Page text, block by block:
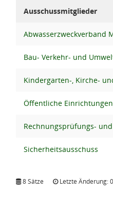
Ausschussmitglieder
Abwasserzweckverband
Bau- Verkehr- und
Kindergarten-, Kirche-
Öffentliche
Rechnungsprüfungs-
Sicherheitsausschuss
8 Sätze Letzte Änderung: